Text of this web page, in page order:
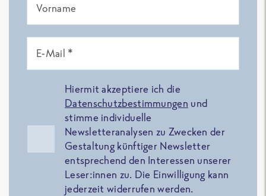
Vorname
E-Mail *
Hiermit akzeptiere ich die
Datenschutzbestimmungen und
stimme individuelle
Newsletteranalysen zu Zwecken der
Gestaltung künftiger Newsletter
entsprechend den Interessen unserer
Leser:innen zu. Die Einwilligung kann
jederzeit widerrufen werden.